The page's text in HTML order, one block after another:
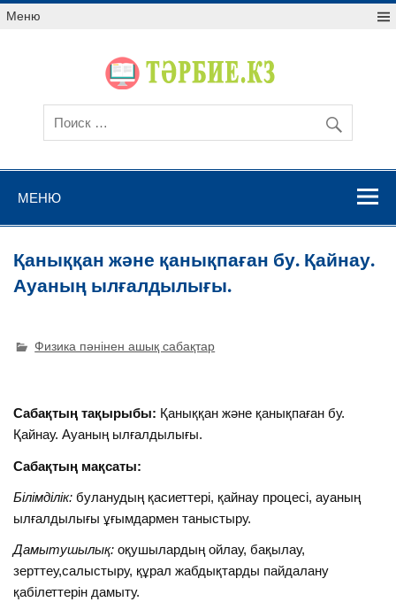
Меню
МЕНЮ
Қаныққан және қанықпаған бу. Қайнау.
Ауаның ылғалдылығы.
Физика пәнінен ашық сабақтар
Сабақтың тақырыбы: Қаныққан және қанықпаған бу.
Қайнау. Ауаның ылғалдылығы.
Сабақтың мақсаты:
Білімділік:буланудың қасиеттері, қайнау процесі, ауаның
ылғалдылығы ұғымдармен таныстыру.
Дамытушылық:оқушылардың ойлау, бақылау,
зерттеу,салыстыру, құрал жабдықтарды пайдалану
қабілеттерін дамыту.